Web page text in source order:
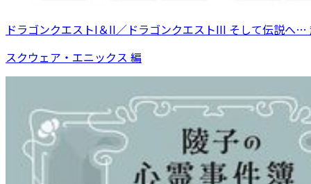
ドラゴンクエストI＆II／ドラゴンクエストIII そして伝説へ…
スクウェア・エニックス 編